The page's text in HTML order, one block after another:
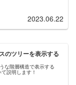
2023.06.22
のツリーを表示する
な階層構造で表示する
説明します！